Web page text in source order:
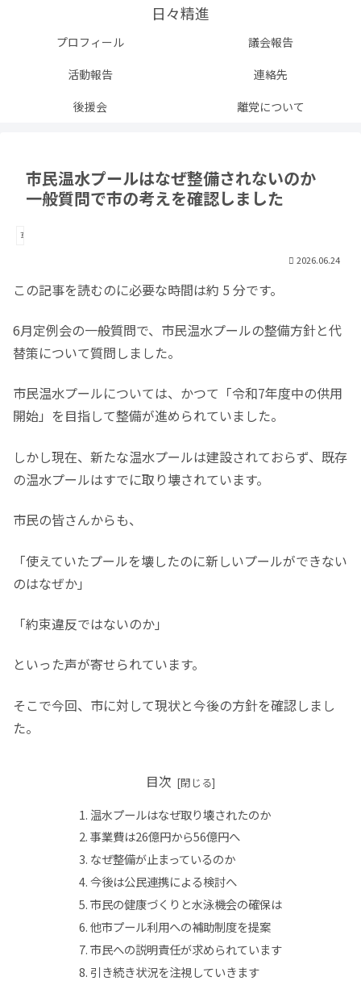
日々精進
プロフィール
議会報告
活動報告
連絡先
後援会
離党について
市民温水プールはなぜ整備されないのか
一般質問で市の考えを確認しました
草加市
2026.06.24
この記事を読むのに必要な時間は約 5 分です。
6月定例会の一般質問で、市民温水プールの整備方針と代
替策について質問しました。
市民温水プールについては、かつて「令和7年度中の供用
開始」を目指して整備が進められていました。
しかし現在、新たな温水プールは建設されておらず、既存
の温水プールはすでに取り壊されています。
市民の皆さんからも、
「使えていたプールを壊したのに新しいプールができない
のはなぜか」
「約束違反ではないのか」
といった声が寄せられています。
そこで今回、市に対して現状と今後の方針を確認しまし
た。
目次
温水プールはなぜ取り壊されたのか
事業費は26億円から56億円へ
なぜ整備が止まっているのか
今後は公民連携による検討へ
市民の健康づくりと水泳機会の確保は
他市プール利用への補助制度を提案
市民への説明責任が求められています
引き続き状況を注視していきます